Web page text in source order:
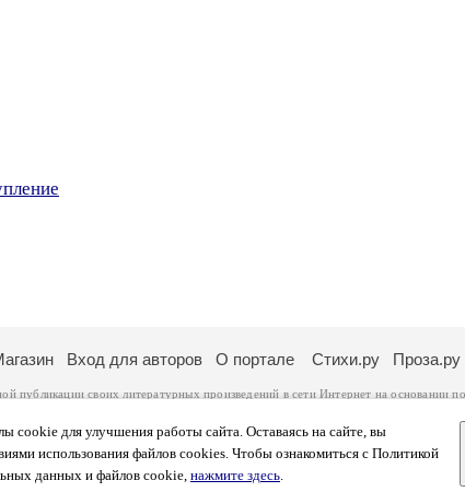
cookie для улучшения работы сайта. Оставаясь на сайте, вы
использования файлов cookies. Чтобы ознакомиться с Политикой
данных и файлов cookie, нажмите здесь.
Вход для авторов О портале Стихи.ру Проза.ру
публикации своих литературных произведений в сети Интернет на основании
. Перепечатка произведений возможна только с согласия его автора, к
самостоятельно на основании
законодательства
данных. Вы также можете посмотреть более подробнуюинформацию о портале
которые в общей сумме просматривают более полумиллиона страниц
по две цифры: количество просмотров и количество посетителей.